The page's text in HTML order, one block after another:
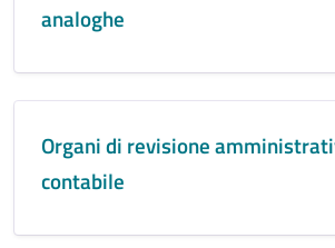
analoghe
Organi di revisione
contabile